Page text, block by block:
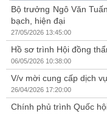
Bộ trưởng Ngô Văn
bạch, hiện đại
27/05/2026 13:45:00
Hồ sơ trình Hội đồng
06/05/2026 10:38:00
V/v mời cung cấp dịch
26/04/2026 17:20:00
Chính phủ trình Quốc